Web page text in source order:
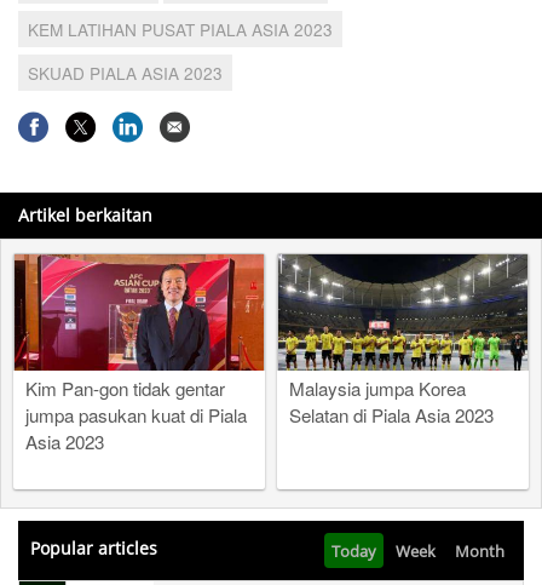
KEM LATIHAN PUSAT PIALA ASIA 2023
SKUAD PIALA ASIA 2023
Artikel berkaitan
Kim Pan-gon tidak gentar
jumpa pasukan kuat di Piala
Asia 2023
Malaysia jumpa Korea
Selatan di Piala Asia 2023
Popular articles Today Week Month